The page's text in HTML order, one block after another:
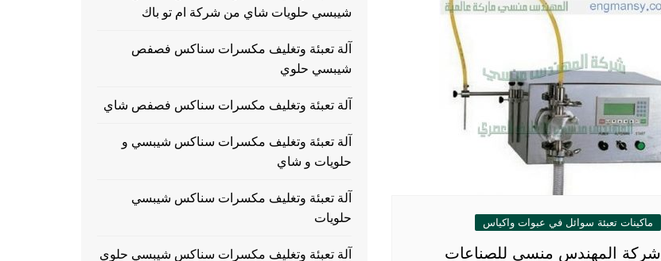
ماكينات تعبئة سوائل في عبوات واكياس
شركة المهندس منسى للصناعات
شيبسي حلويات شاي من شركة ام تو باك
آلة تعبئة وتغليف مكسرات سناكس فصفص
شيبسي حلوي
آلة تعبئة وتغليف مكسرات سناكس فصفص شاي
آلة تعبئة وتغليف مكسرات سناكس شيبسي و
حلويات و شاي
آلة تعبئة وتغليف مكسرات سناكس شيبسي
حلويات
آلة تعبئة وتغليف مكسرات سناكس شيبسي حلوي